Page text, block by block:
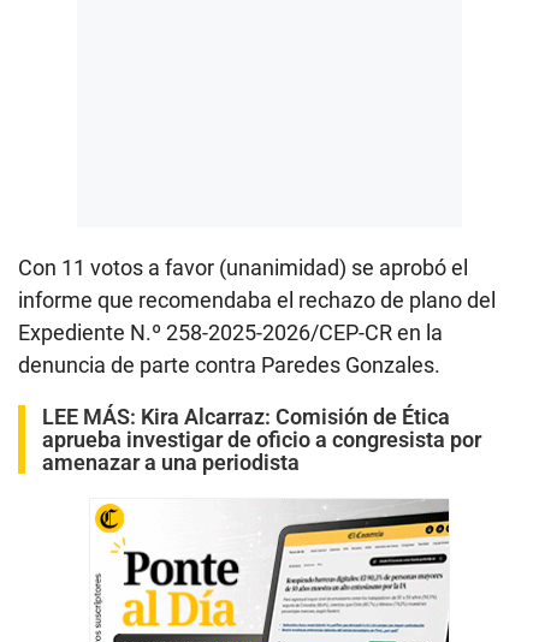
Con 11 votos a favor (unanimidad) se aprobó el
informe que recomendaba el rechazo de plano del
Expediente N.º 258-2025-2026/CEP-CR en la
denuncia de parte contra Paredes Gonzales.
LEE MÁS: Kira Alcarraz: Comisión de Ética
aprueba investigar de oficio a congresista por
amenazar a una periodista